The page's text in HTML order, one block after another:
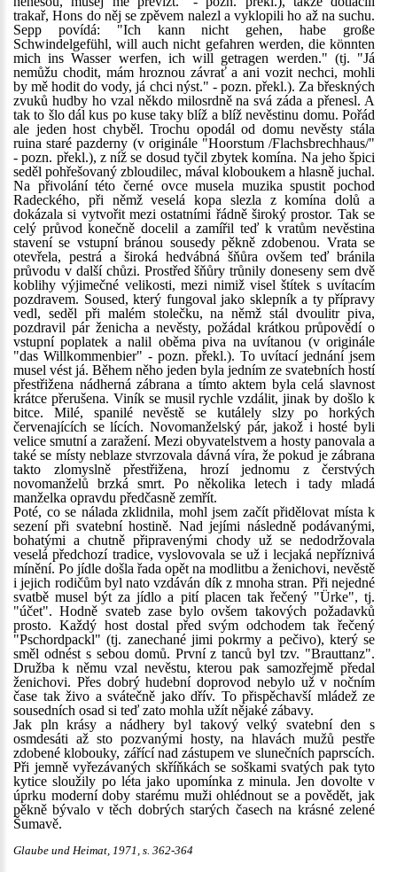
trakař, Hons do něj se zpěvem nalezl a vyklopili ho až na suchu.
Sepp povídá: "Ich kann nicht gehen, habe große
Schwindelgefühl, will auch nicht gefahren werden, die könnten
mich ins Wasser werfen, ich will getragen werden." (tj. "Já
nemůžu chodit, mám hroznou závrať a ani vozit nechci, mohli
by mě hodit do vody, já chci nýst." - pozn. překl.). Za břeskných
zvuků hudby ho vzal někdo milosrdně na svá záda a přenesl. A
tak to šlo dál kus po kuse taky blíž a blíž nevěstinu domu. Pořád
ale jeden host chyběl. Trochu opodál od domu nevěsty stála
ruina staré pazderny (v originále "Hoorstum /Flachsbrechhaus/"
- pozn. překl.), z níž se dosud tyčil zbytek komína. Na jeho špici
seděl pohřešovaný zbloudilec, mával kloboukem a hlasně juchal.
Na přivolání této černé ovce musela muzika spustit pochod
Radeckého, při němž veselá kopa slezla z komína dolů a
dokázala si vytvořit mezi ostatními řádně široký prostor. Tak se
celý průvod konečně docelil a zamířil teď k vratům nevěstina
stavení se vstupní bránou sousedy pěkně zdobenou. Vrata se
otevřela, pestrá a široká hedvábná šňůra ovšem teď bránila
průvodu v další chůzi. Prostřed šňůry trůnily doneseny sem dvě
koblihy výjimečné velikosti, mezi nimiž visel štítek s uvítacím
pozdravem. Soused, který fungoval jako sklepník a ty přípravy
vedl, seděl při malém stolečku, na němž stál dvoulitr piva,
pozdravil pár ženicha a nevěsty, požádal krátkou průpovědí o
vstupní poplatek a nalil oběma piva na uvítanou (v originále
"das Willkommenbier" - pozn. překl.). To uvítací jednání jsem
musel vést já. Během něho jeden byla jedním ze svatebních hostí
přestřižena nádherná zábrana a tímto aktem byla celá slavnost
krátce přerušena. Viník se musil rychle vzdálit, jinak by došlo k
bitce. Milé, spanilé nevěstě se kutálely slzy po horkých
červenajících se lících. Novomanželský pár, jakož i hosté byli
velice smutní a zaražení. Mezi obyvatelstvem a hosty panovala a
také se místy neblaze stvrzovala dávná víra, že pokud je zábrana
takto zlomyslně přestřižena, hrozí jednomu z čerstvých
novomanželů brzká smrt. Po několika letech i tady mladá
manželka opravdu předčasně zemřít.
Poté, co se nálada zklidnila, mohl jsem začít přidělovat místa k
sezení při svatební hostině. Nad jejími následně podávanými,
bohatými a chutně připravenými chody už se nedodržovala
veselá předchozí tradice, vyslovovala se už i lecjaká nepříznivá
mínění. Po jídle došla řada opět na modlitbu a ženichovi, nevěstě
i jejich rodičům byl nato vzdáván dík z mnoha stran. Při nejedné
svatbě musel být za jídlo a pití placen tak řečený "Ürke", tj.
"účet". Hodně svateb zase bylo ovšem takových požadavků
prosto. Každý host dostal před svým odchodem tak řečený
"Pschordpackl" (tj. zanechané jimi pokrmy a pečivo), který se
směl odnést s sebou domů. První z tanců byl tzv. "Brauttanz".
Družba k němu vzal nevěstu, kterou pak samozřejmě předal
ženichovi. Přes dobrý hudební doprovod nebylo už v nočním
čase tak živo a svátečně jako dřív. To přispěchavší mládež ze
sousedních osad si teď zato mohla užít nějaké zábavy.
Jak pln krásy a nádhery byl takový velký svatební den s
osmdesáti až sto pozvanými hosty, na hlavách mužů pestře
zdobené klobouky, zářící nad zástupem ve slunečních paprscích.
Při jemně vyřezávaných skříňkách se soškami svatých pak tyto
kytice sloužily po léta jako upomínka z minula. Jen dovolte v
úprku moderní doby starému muži ohlédnout se a povědět, jak
pěkně bývalo v těch dobrých starých časech na krásné zelené
Šumavě.
Glaube und Heimat, 1971, s. 362-364